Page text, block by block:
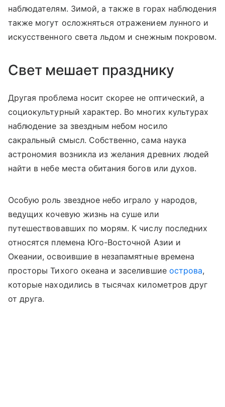
наблюдателям. Зимой, а также в горах наблюдения
также могут осложняться отражением лунного и
искусственного света льдом и снежным покровом.
Свет мешает празднику
Другая проблема носит скорее не оптический, а
социокультурный характер. Во многих культурах
наблюдение за звездным небом носило
сакральный смысл. Собственно, сама наука
астрономия возникла из желания древних людей
найти в небе места обитания богов или духов.
Особую роль звездное небо играло у народов,
ведущих кочевую жизнь на суше или
путешествовавших по морям. К числу последних
относятся племена Юго-Восточной Азии и
Океании, освоившие в незапамятные времена
просторы Тихого океана и заселившие острова,
которые находились в тысячах километров друг
от друга.